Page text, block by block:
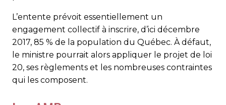
L’entente prévoit essentiellement un
engagement collectif à inscrire, d’ici décembre
2017, 85 % de la population du Québec. À défaut,
le ministre pourrait alors appliquer le projet de loi
20, ses règlements et les nombreuses contraintes
qui les composent.